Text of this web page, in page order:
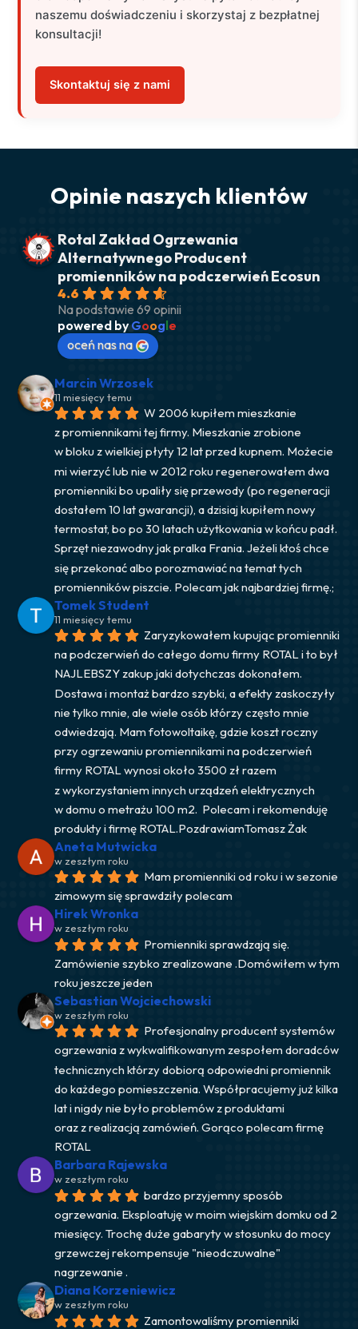
naszemu doświadczeniu i skorzystaj z bezpłatnej
konsultacji!
Skontaktuj się z nami
Opinie naszych klientów
Rotal Zakład Ogrzewania
Alternatywnego Producent
promienników na podczerwień Ecosun
4.6
Na podstawie 69 opinii
powered by Google
oceń nas na
Marcin Wrzosek
11 miesięcy temu
W 2006 kupiłem mieszkanie
z promiennikami tej firmy. Mieszkanie zrobione
w bloku z wielkiej płyty 12 lat przed kupnem. Możecie
mi wierzyć lub nie w 2012 roku regenerowałem dwa
promienniki bo upaliły się przewody (po regeneracji
dostałem 10 lat gwarancji), a dzisiaj kupiłem nowy
termostat, bo po 30 latach użytkowania w końcu padł.
Sprzęt niezawodny jak pralka Frania. Jeżeli ktoś chce
się przekonać albo porozmawiać na temat tych
promienników piszcie. Polecam jak najbardziej firmę.;
Tomek Student
11 miesięcy temu
Zaryzykowałem kupując promienniki
na podczerwień do całego domu firmy ROTAL i to był
NAJLEBSZY zakup jaki dotychczas dokonałem.
Dostawa i montaż bardzo szybki, a efekty zaskoczyły
nie tylko mnie, ale wiele osób którzy często mnie
odwiedzają. Mam fotowoltaikę, gdzie koszt roczny
przy ogrzewaniu promiennikami na podczerwień
firmy ROTAL wynosi około 3500 zł razem
z wykorzystaniem innych urządzeń elektrycznych
w domu o metrażu 100 m2.  Polecam i rekomenduję
produkty i firmę ROTAL.PozdrawiamTomasz Żak
Aneta Mutwicka
w zeszłym roku
Mam promienniki od roku i w sezonie
zimowym się sprawdziły polecam
Hirek Wronka
w zeszłym roku
Promienniki sprawdzają się.
Zamówienie szybko zrealizowane .Domówiłem w tym
roku jeszcze jeden
Sebastian Wojciechowski
w zeszłym roku
Profesjonalny producent systemów
ogrzewania z wykwalifikowanym zespołem doradców
technicznych którzy dobiorą odpowiedni promiennik
do każdego pomieszczenia. Współpracujemy już kilka
lat i nigdy nie było problemów z produktami
oraz z realizacją zamówień. Gorąco polecam firmę
ROTAL
Barbara Rajewska
w zeszłym roku
bardzo przyjemny sposób
ogrzewania. Eksploatuję w moim wiejskim domku od 2
miesięcy. Trochę duże gabaryty w stosunku do mocy
grzewczej rekompensuje "nieodczuwalne"
nagrzewanie .
Diana Korzeniewicz
w zeszłym roku
Zamontowaliśmy promienniki